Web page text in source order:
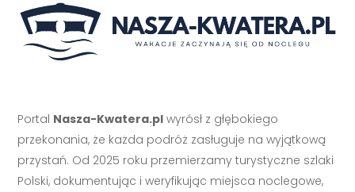
Portal Nasza-Kwatera.pl wyrósł z głębokiego
przekonania, że każda podróż zasługuje na wyjątkową
przystań. Od 2025 roku przemierzamy turystyczne szlaki
Polski, dokumentując i weryfikując miejsca noclegowe,